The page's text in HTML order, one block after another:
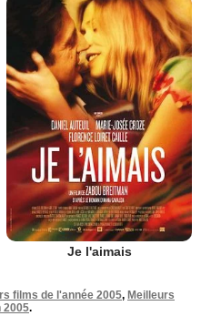
Je l'aimais
films de l'année 2005, Meilleurs
2005.